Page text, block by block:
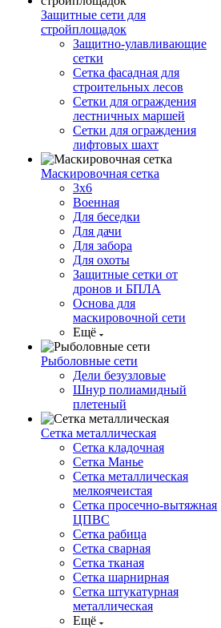
Защитные сети для
стройплощадок
Защитно-улавливающие
сетки
Сетка фасадная для
строительных лесов
Сетки для ограждения
лестничных маршей
Сетки для ограждения
лифтовых шахт
Маскировочная сетка
3х6
Военная
Для беседки
Для дачи
Для забора
Для охоты
Защитные сетки от
дронов и БПЛА
Основа для
маскировочной сети
Ещё
Рыболовные сети
Дели безузловые
Шнур полиамидный
плетеный
Сетка металлическая
Сетка кладочная
Сетка Манье
Сетка металлическая
мелкоячеистая
Сетка просечно-вытяжная
ЦПВС
Сетка рабица
Сетка сварная
Сетка тканая
Сетка шарнирная
Сетка штукатурная
металлическая
Ещё